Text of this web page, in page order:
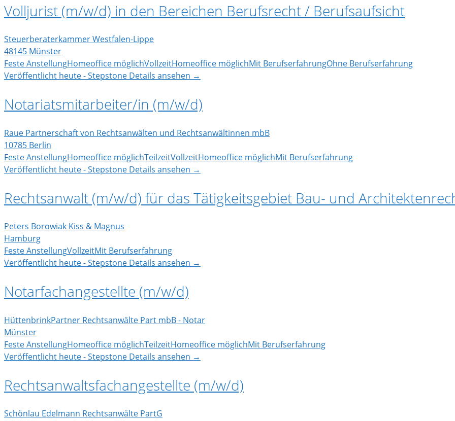
Volljurist (m/w/d) in den Bereichen Berufsrecht / Berufsaufsicht
Steuerberaterkammer Westfalen-Lippe
48145 Münster
Feste AnstellungHomeoffice möglichVollzeitHomeoffice möglichMit BerufserfahrungOhne Berufserfahrung
Veröffentlicht heute - Stepstone Details ansehen →
Notariatsmitarbeiter/in (m/w/d)
Raue Partnerschaft von Rechtsanwälten und Rechtsanwältinnen mbB
10785 Berlin
Feste AnstellungHomeoffice möglichTeilzeitVollzeitHomeoffice möglichMit Berufserfahrung
Veröffentlicht heute - Stepstone Details ansehen →
Rechtsanwalt (m/w/d) für das Tätigkeitsgebiet Bau- und
Peters Borowiak Kiss & Magnus
Hamburg
Feste AnstellungVollzeitMit Berufserfahrung
Veröffentlicht heute - Stepstone Details ansehen →
Notarfachangestellte (m/w/d)
HüttenbrinkPartner Rechtsanwälte Part mbB - Notar
Münster
Feste AnstellungHomeoffice möglichTeilzeitHomeoffice möglichMit Berufserfahrung
Veröffentlicht heute - Stepstone Details ansehen →
Rechtsanwaltsfachangestellte (m/w/d)
Schönlau Edelmann Rechtsanwälte PartG